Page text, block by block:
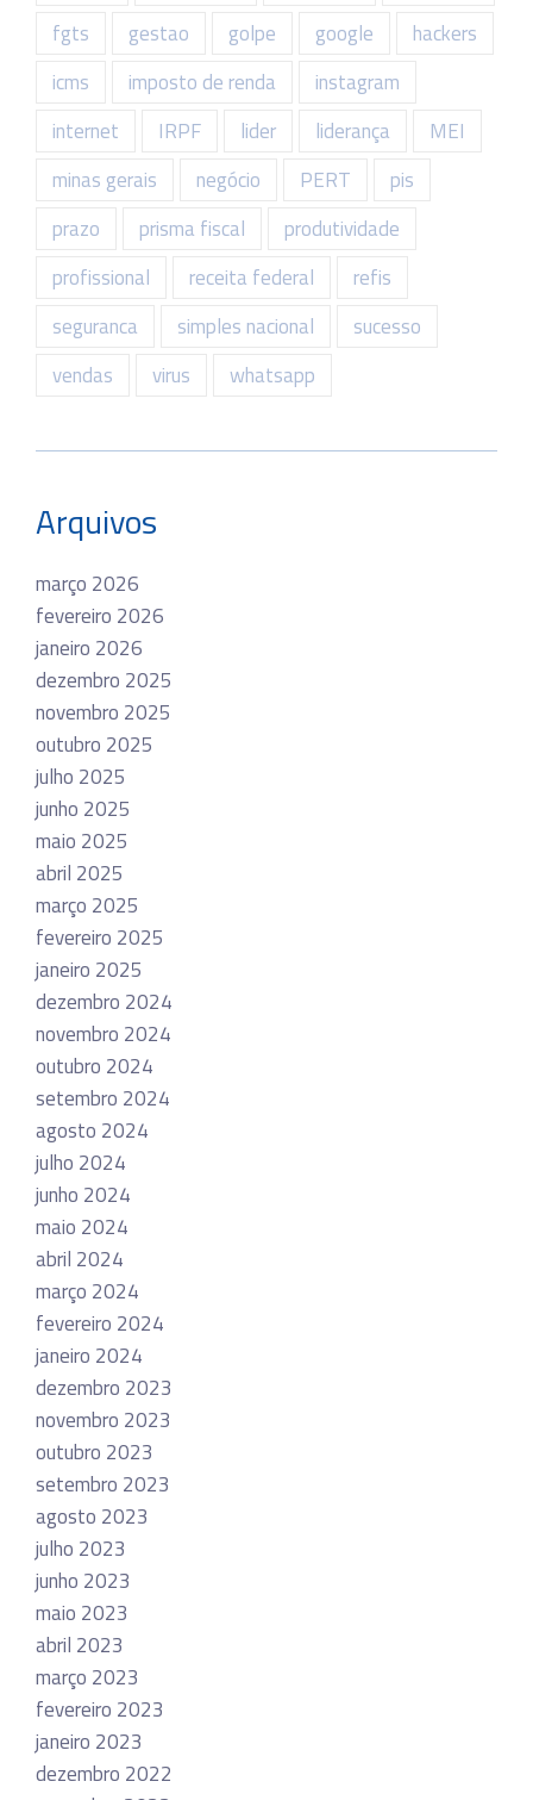
fgts
gestao golpe google
hackers
icms
imposto de renda
instagram
internet
IRPF lider liderança
MEI
minas gerais
negócio PERT
pis
prazo
prisma fiscal
produtividade
profissional
receita federal
refis
seguranca
simples nacional
sucesso
vendas
virus whatsapp
Arquivos
março 2026
fevereiro 2026
janeiro 2026
dezembro 2025
novembro 2025
outubro 2025
julho 2025
junho 2025
maio 2025
abril 2025
março 2025
fevereiro 2025
janeiro 2025
dezembro 2024
novembro 2024
outubro 2024
setembro 2024
agosto 2024
julho 2024
junho 2024
maio 2024
abril 2024
março 2024
fevereiro 2024
janeiro 2024
dezembro 2023
novembro 2023
outubro 2023
setembro 2023
agosto 2023
julho 2023
junho 2023
maio 2023
abril 2023
março 2023
fevereiro 2023
janeiro 2023
dezembro 2022